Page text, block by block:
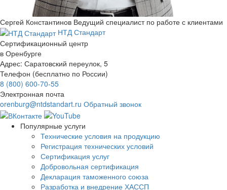
Сергей Константинов Ведущий специалист по работе с клиентами
НТД Стандарт
Сертификационный центр
в Оренбурге
Адрес: Саратовский переулок, 5
Телефон (бесплатно по России)
8 (800) 600-70-55
Электронная почта
orenburg@ntdstandart.ru Обратный звонок
Популярные услуги
Технические условия на продукцию
Регистрация технических условий
Сертификация услуг
Добровольная сертификация
Декларация таможенного союза
Разработка и внедрение ХАССП